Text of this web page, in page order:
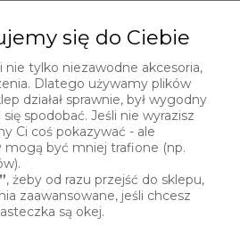
się do Ciebie
nie tylko niezawodne akcesoria,
Dlatego używamy plików
działał sprawnie, był wygodny
spodobać. Jeśli nie wyrazisz
Ci coś pokazywać - ale
mogą być mniej trafione (np.
, żeby od razu przejść do sklepu,
zaawansowane, jeśli chcesz
są okej.